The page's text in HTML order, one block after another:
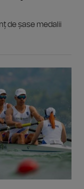
de șase medalii